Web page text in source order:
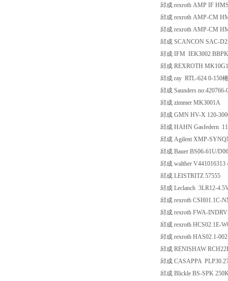
邱成 rexroth AMP IF
邱成 rexroth AMP-CM
邱成 rexroth AMP-CM
邱成 SCANCON SAC-
邱成 IFM IEK3002
邱成 REXROTH
邱成 ray RTL-624 0-150
邱成 Saunders no:420766-
邱成 zimmer MK3001A
邱成 GMN HV-X 120-
邱成 HAHN Gasfedern
邱成 Agilent XMP-
邱成 Bauer BS06-61U/
邱成 walther V441016313
邱成 LEISTRITZ 57555
邱成 Leclanch 3LR12-
邱成 rexroth CSH01.1C-
邱成 rexroth FWA-
邱成 rexroth HCS02.1E-
邱成 rexroth HAS02.1-
邱成 RENISHAW
邱成 CASAPPA
邱成 Blickle BS-SPK